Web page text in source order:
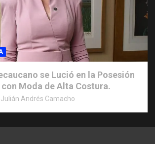
se Lució en la Posesión
Moda de Alta Costura.
Julián Andrés Camacho